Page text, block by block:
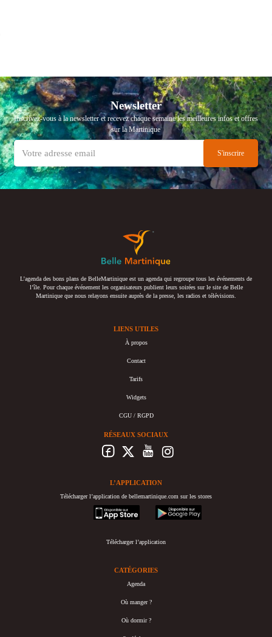
Newsletter
Inscrivez-vous à la newsletter et recevez chaque semaine les meilleures infos et offres
sur la Martinique
L’agenda des bons plans de BelleMartinique est un agenda qui regroupe tous les événements de
l’île. Pour chaque événement les organisateurs publient leurs soirées sur le site de Belle
Martinique que nous relayons ensuite auprès de la presse, les radios et télévisions.
LIENS UTILES
À propos
Contact
Tarifs
Widgets
CGU / RGPD
RÉSEAUX SOCIAUX
L’APPLICATION
Télécharger l’application de bellemartinique.com sur les stores
appstore
googleplay
Télécharger l’application
CATÉGORIES
Agenda
Où manger ?
Où dormir ?